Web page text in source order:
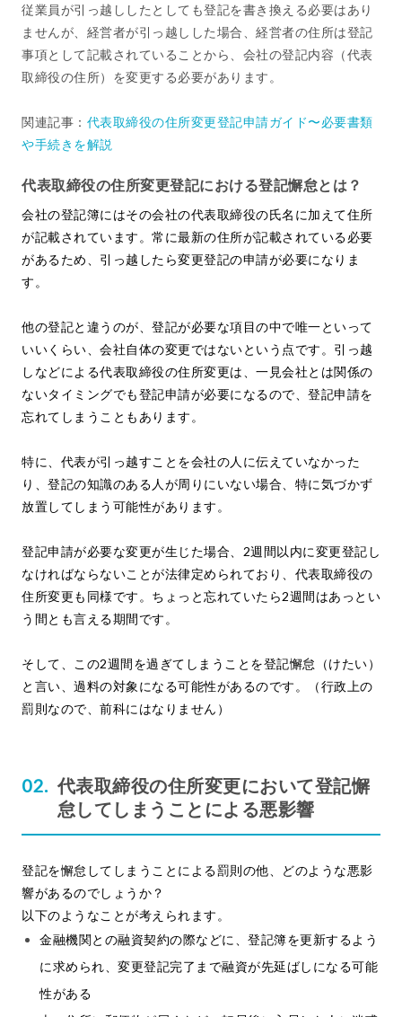
従業員が引っ越ししたとしても登記を書き換える必要はあり
ませんが、経営者が引っ越しした場合、経営者の住所は登記
事項として記載されていることから、会社の登記内容（代表
取締役の住所）を変更する必要があります。
関連記事： 代表取締役の住所変更登記申請ガイド〜必要書類
や手続きを解説
代表取締役の住所変更登記における登記懈怠とは？
会社の登記簿にはその会社の代表取締役の氏名に加えて住所
が記載されています。常に最新の住所が記載されている必要
があるため、引っ越したら変更登記の申請が必要になりま
す。
他の登記と違うのが、登記が必要な項目の中で唯一といって
いいくらい、会社自体の変更ではないという点です。引っ越
しなどによる代表取締役の住所変更は、一見会社とは関係の
ないタイミングでも登記申請が必要になるので、登記申請を
忘れてしまうこともあります。
特に、代表が引っ越すことを会社の人に伝えていなかった
り、登記の知識のある人が周りにいない場合、特に気づかず
放置してしまう可能性があります。
登記申請が必要な変更が生じた場合、2週間以内に変更登記し
なければならないことが法律定められており、代表取締役の
住所変更も同様です。ちょっと忘れていたら2週間はあっとい
う間とも言える期間です。
そして、この2週間を過ぎてしまうことを登記懈怠（けたい）
と言い、過料の対象になる可能性があるのです。（行政上の
罰則なので、前科にはなりません）
代表取締役の住所変更において登記懈
怠してしまうことによる悪影響
登記を懈怠してしまうことによる罰則の他、どのような悪影
響があるのでしょうか？
以下のようなことが考えられます。
金融機関との融資契約の際などに、登記簿を更新するよう
に求められ、変更登記完了まで融資が先延ばしになる可能
性がある